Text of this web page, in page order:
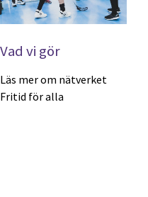
Vad vi gör
Läs mer om nätverket
Fritid för alla